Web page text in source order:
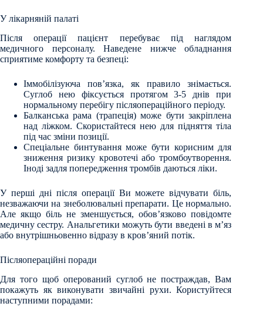
У лікарняній палаті
Після операції пацієнт перебуває під наглядом
медичного персоналу. Наведене нижче обладнання
сприятиме комфорту та безпеці:
Іммобілізуюча пов’язка, як правило знімається.
Суглоб нею фіксується протягом 3-5 днів при
нормальному перебігу післяопераційного періоду.
Балканська рама (трапеція) може бути закріплена
над ліжком. Скористайтеся нею для підняття тіла
під час зміни позиції.
Спеціальне бинтування може бути корисним для
зниження ризику кровотечі або тромбоутворення.
Іноді задля попередження тромбів даються ліки.
У перші дні після операції Ви можете відчувати біль,
незважаючи на знеболювальні препарати. Це нормально.
Але якщо біль не зменшується, обов’язково повідомте
медичну сестру. Анальгетики можуть бути введені в м’яз
або внутрішньовенно відразу в кров’яний потік.
Післяопераційні поради
Для того щоб оперований суглоб не постраждав, Вам
покажуть як виконувати звичайні рухи. Користуйтеся
наступними порадами: